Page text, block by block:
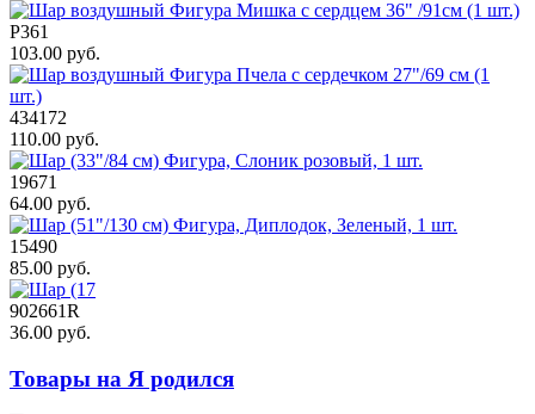
Р361
103.00 руб.
434172
110.00 руб.
19671
64.00 руб.
15490
85.00 руб.
902661R
36.00 руб.
Товары на Я родился